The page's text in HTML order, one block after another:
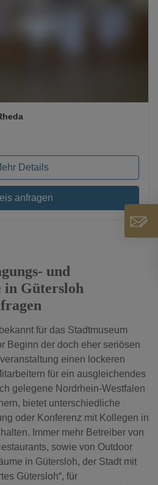
Details
anfragen
und
in Gütersloh
für das Stadtmuseum
Beginn der doch eher seriösen
einen lockeren
für ein ausgleichendes
gelegene Nordrhein-Westfalen
bietet unterschiedliche
oder Konferenz mit Kollegen in
Immer mehr Betreiber von
sowie von Outdoor
in Gütersloh, der Stadt mit
Gütersloh“, für